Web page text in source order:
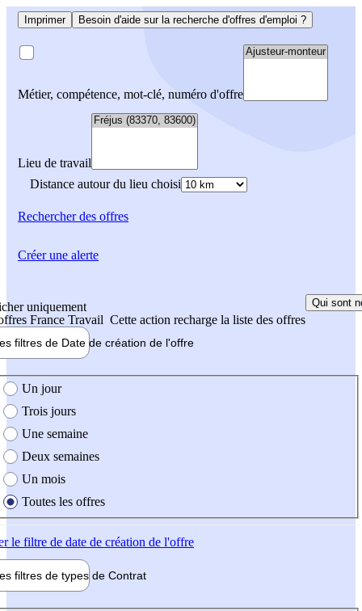
Imprimer Besoin d'aide sur la recherche d'offres d'emploi ?
Métier, compétence, mot-clé, numéro d'offre
Lieu de travail
Distance autour du lieu choisi
Rechercherdes offres
uniquement
France Travail Cette action recharge la liste des offres
Qui sont
filtres de Date de création de l'offre
création de l'offre
Un jour
Trois jours
Une semaine
Deux semaines
Un mois
Toutes les offres
le filtre de date de création de l'offre
filtres de types de Contrat
Créer une alerte